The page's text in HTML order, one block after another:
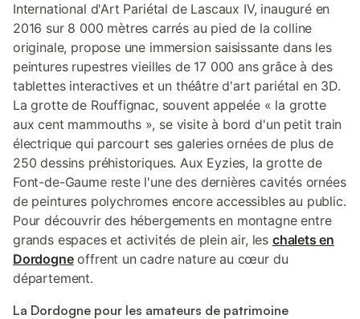
International d'Art Pariétal de Lascaux IV, inauguré en
2016 sur 8 000 mètres carrés au pied de la colline
originale, propose une immersion saisissante dans les
peintures rupestres vieilles de 17 000 ans grâce à des
tablettes interactives et un théâtre d'art pariétal en 3D.
La grotte de Rouffignac, souvent appelée « la grotte
aux cent mammouths », se visite à bord d'un petit train
électrique qui parcourt ses galeries ornées de plus de
250 dessins préhistoriques. Aux Eyzies, la grotte de
Font-de-Gaume reste l'une des dernières cavités ornées
de peintures polychromes encore accessibles au public.
Pour découvrir des hébergements en montagne entre
grands espaces et activités de plein air, les chalets en
Dordogneoffrent un cadre nature au cœur du
département.
La Dordogne pour les amateurs de patrimoine